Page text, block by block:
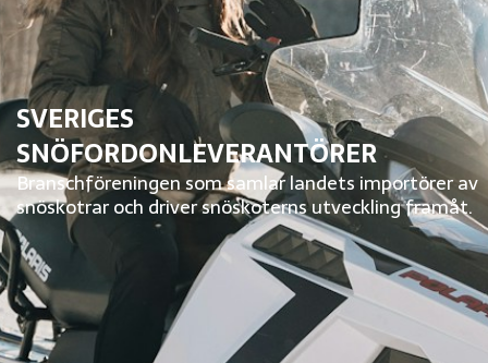
SVERIGES
SNÖFORDONLEVERANTÖRER
Branschföreningen som samlar landets importörer av
snöskotrar och driver snöskoterns utveckling framåt.